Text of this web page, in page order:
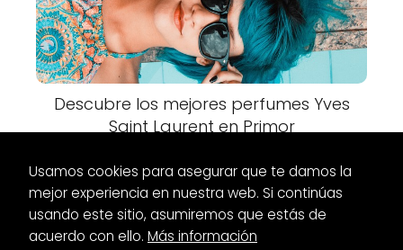
Descubre los mejores perfumes Yves
Saint Laurent en Primor
Usamos cookies para asegurar que te damos la
mejor experiencia en nuestra web. Si continúas
usando este sitio, asumiremos que estás de
acuerdo con ello. Más información